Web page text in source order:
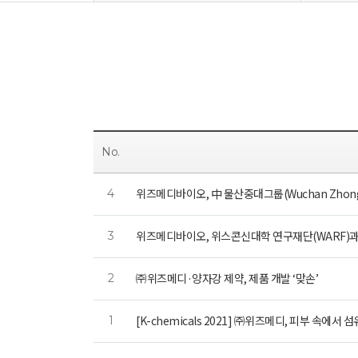
No.
4 위즈메디바이오, 中 물산중대그룹(Wuchan
3 위즈메디바이오, 위스콘신대학 연구재단(WARF)
2 ㈜위즈메디·양자강 제약, 제품 개발 ‘맞손’
1 [K-chemicals 2021] ㈜위즈메디, 피부 속에서 섬